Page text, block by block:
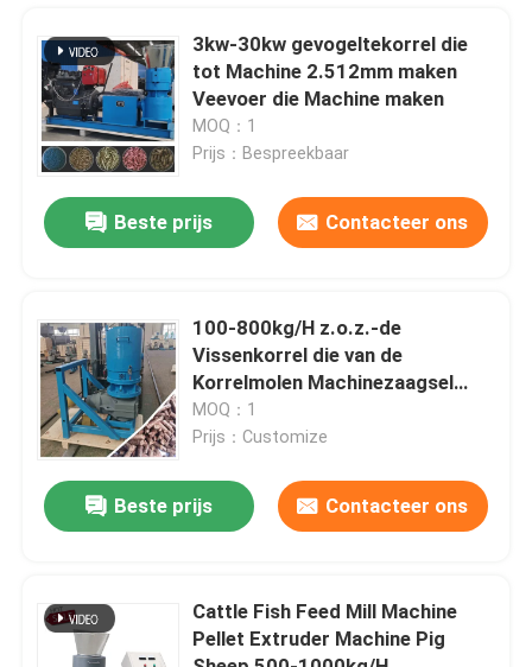
Producten
VR-show
Over ons
Kwaliteitscontrole
Contacteer ons
Vraag een offerte aan
Houtpelletfabriek
3kw-30kw gevogeltekorrel die
tot Machine 2.512mm maken
Veevoer die Machine maken
MOQ：1
Prijs：Bespreekbaar
Beste prijs Contacteer ons
100-800kg/H z.o.z.-de
Vissenkorrel die van de
Korrelmolen Machinezaagsel
Straw Fuel Biomass maken
MOQ：1
Prijs：Customize
Beste prijs Contacteer ons
Cattle Fish Feed Mill Machine
Pellet Extruder Machine Pig